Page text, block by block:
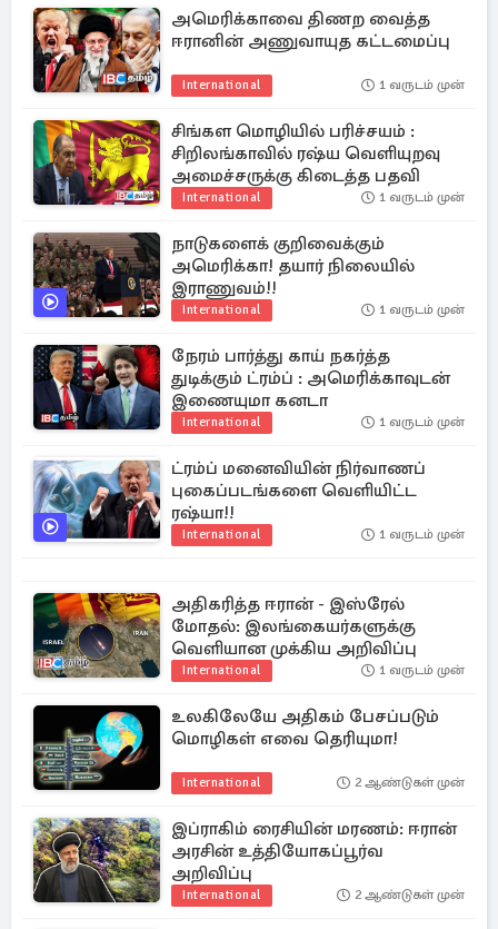
அமெரிக்காவை திணற வைத்த
ஈரானின் அணுவாயுத கட்டமைப்பு
International 1 வருடம் முன்
சிங்கள மொழியில் பரிச்சயம் :
சிறிலங்காவில் ரஷ்ய வெளியுறவு
அமைச்சருக்கு கிடைத்த பதவி
International 1 வருடம் முன்
நாடுகளைக் குறிவைக்கும்
அமெரிக்கா! தயார் நிலையில்
இராணுவம்!!
International 1 வருடம் முன்
நேரம் பார்த்து காய் நகர்த்த
துடிக்கும் ட்ரம்ப் : அமெரிக்காவுடன்
இணையுமா கனடா
International 1 வருடம் முன்
ட்ரம்ப் மனைவியின் நிர்வாணப்
புகைப்படங்களை வெளியிட்ட
ரஷ்யா!!
International 1 வருடம் முன்
அதிகரித்த ஈரான் - இஸ்ரேல்
மோதல்: இலங்கையர்களுக்கு
வெளியான முக்கிய அறிவிப்பு
International 1 வருடம் முன்
உலகிலேயே அதிகம் பேசப்படும்
மொழிகள் எவை தெரியுமா!
International 2 ஆண்டுகள் முன்
இப்ராகிம் ரைசியின் மரணம்: ஈரான்
அரசின் உத்தியோகப்பூர்வ
அறிவிப்பு
International 2 ஆண்டுகள் முன்